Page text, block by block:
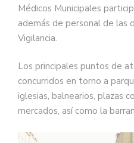
Médicos Municipales
además de personal de las
Vigilancia.
Los principales puntos de
concurridos en torno a
iglesias, balnearios, plazas
mercados, así como la